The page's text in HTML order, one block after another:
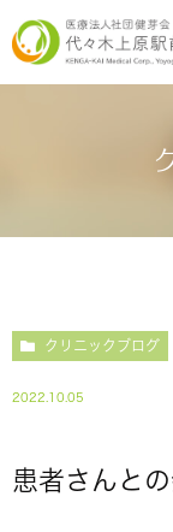
クリニックブログ
2022.10.05
患者さんと